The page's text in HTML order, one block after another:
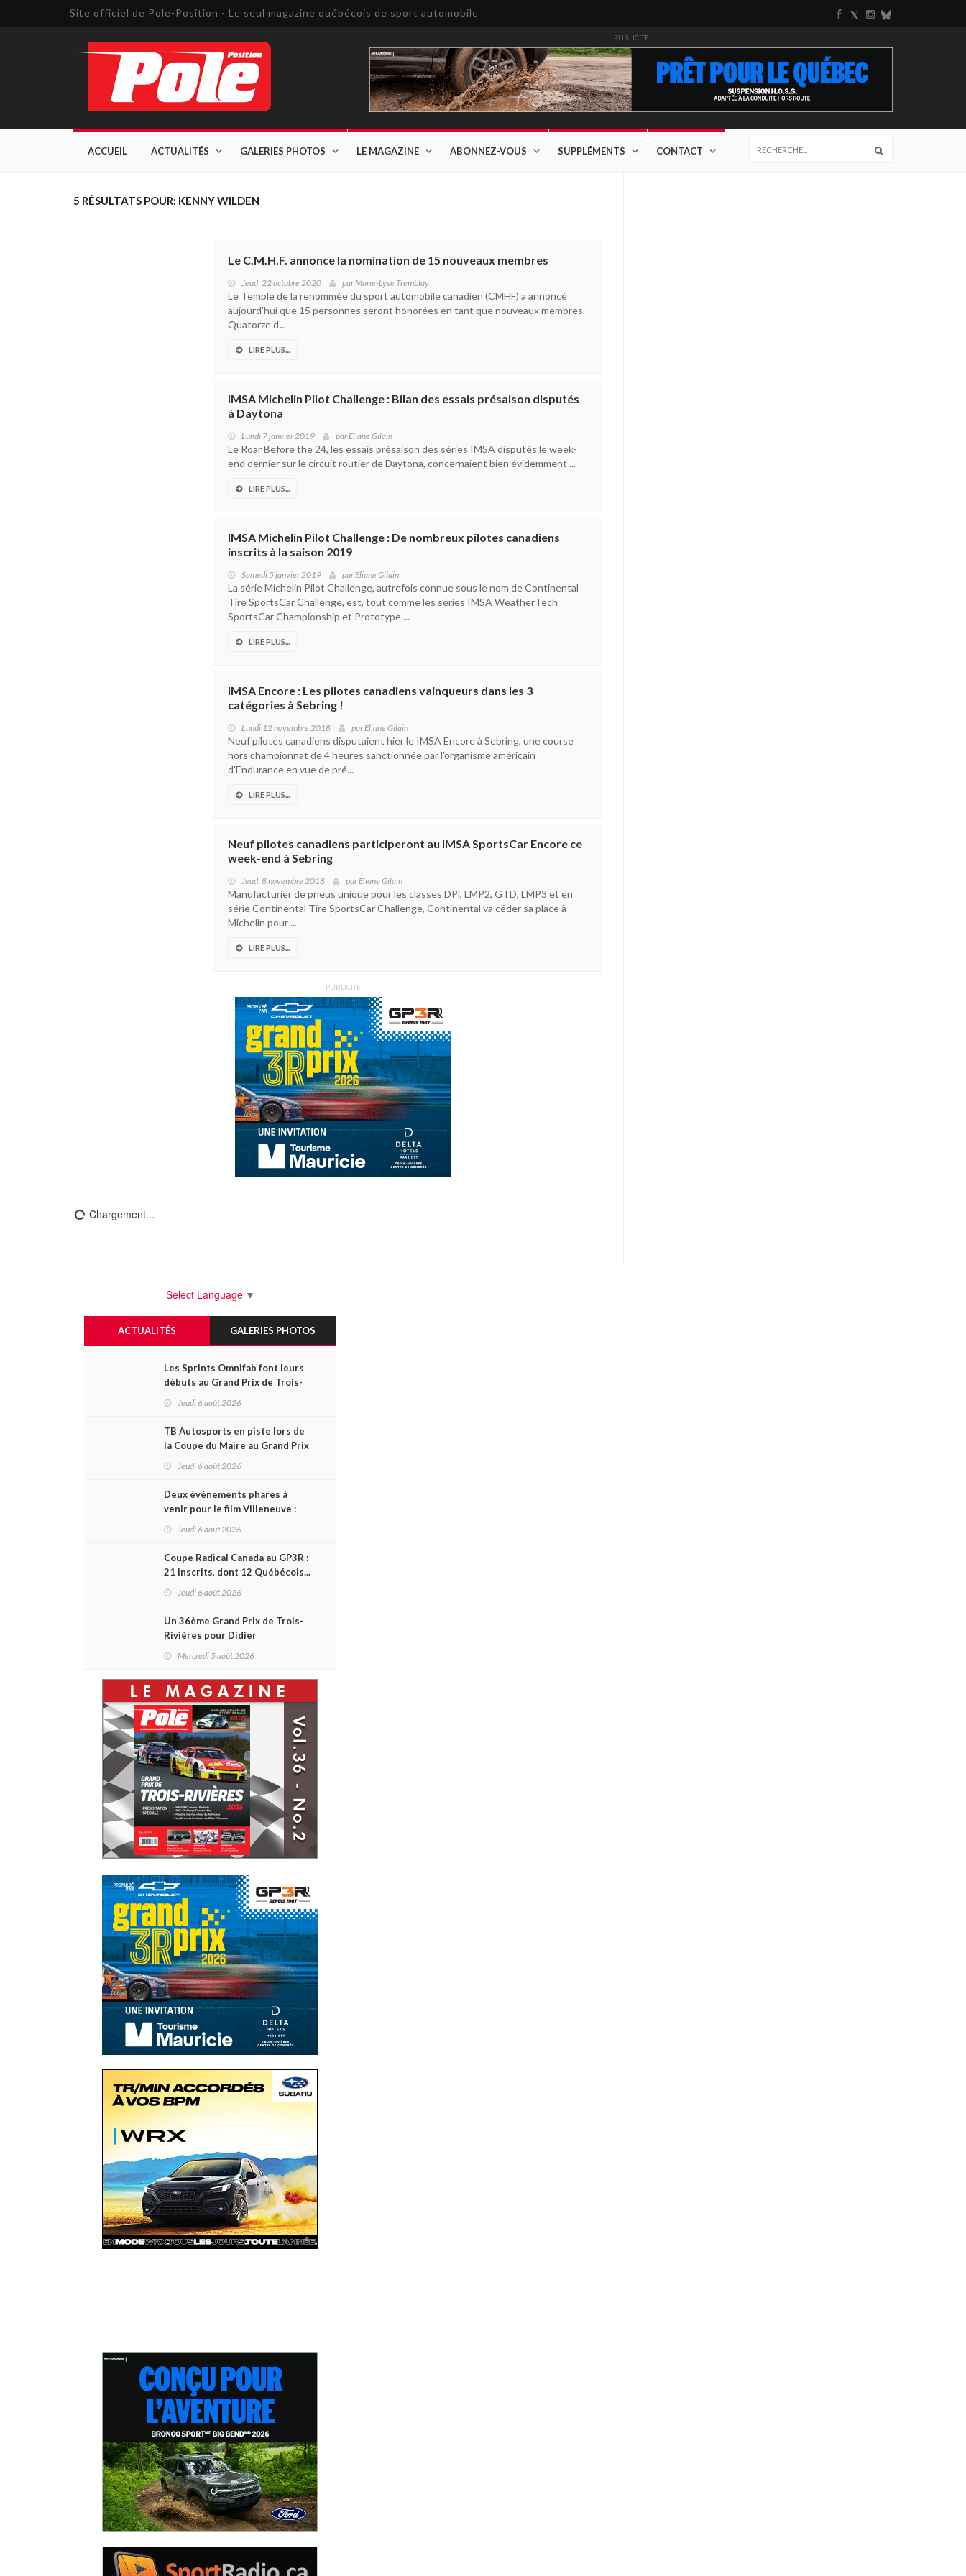
Site officiel de Pole-Position - Le seul magazine québécois de sport automobile
PUBLICITÉ
ACCUEIL ACTUALITÉS GALERIES PHOTOS LE MAGAZINE ABONNEZ-VOUS SUPPLÉMENTS CONTACT
5 RÉSULTATS POUR: KENNY WILDEN
Le C.M.H.F. annonce la nomination de 15 nouveaux membres
Jeudi 22 octobre 2020 parMarie-Lyse Tremblay
Le Temple de la renommée du sport automobile canadien (CMHF) a annoncé
aujourd'hui que 15 personnes seront honorées en tant que nouveaux membres.
Quatorze d’...
LIRE PLUS...
IMSA Michelin Pilot Challenge : Bilan des essais présaison disputés
à Daytona
Lundi 7 janvier 2019 parEliane Gilain
Le Roar Before the 24, les essais présaison des séries IMSA disputés le week-
end dernier sur le circuit routier de Daytona, concernaient bien évidemment ...
LIRE PLUS...
IMSA Michelin Pilot Challenge : De nombreux pilotes canadiens
inscrits à la saison 2019
Samedi 5 janvier 2019 parEliane Gilain
La série Michelin Pilot Challenge, autrefois connue sous le nom de Continental
Tire SportsCar Challenge, est, tout comme les séries IMSA WeatherTech
SportsCar Championship et Prototype ...
LIRE PLUS...
IMSA Encore : Les pilotes canadiens vainqueurs dans les 3
catégories à Sebring !
Lundi 12 novembre 2018 parEliane Gilain
Neuf pilotes canadiens disputaient hier le IMSA Encore à Sebring, une course
hors championnat de 4 heures sanctionnée par l'organisme américain
d'Endurance en vue de pré...
LIRE PLUS...
Neuf pilotes canadiens participeront au IMSA SportsCar Encore ce
week-end à Sebring
Jeudi 8 novembre 2018 parEliane Gilain
Manufacturier de pneus unique pour les classes DPi, LMP2, GTD, LMP3 et en
série Continental Tire SportsCar Challenge, Continental va céder sa place à
Michelin pour ...
LIRE PLUS...
PUBLICITÉ
Chargement...
Select Language ▼
ACTUALITÉS GALERIES PHOTOS
Les Sprints Omnifab font leurs
débuts au Grand Prix de Trois-
Rivières avec un format inspiré
Jeudi 6 août 2026
TB Autosports en piste lors de
la Coupe du Maire au Grand Prix
de Trois-Rivières
Jeudi 6 août 2026
Deux événements phares à
venir pour le film Villeneuve :
L'ascension d'une légende (+
Jeudi 6 août 2026
Coupe Radical Canada au GP3R :
21 inscrits, dont 12 Québécois...
et un premier gain d'Antoine
Jeudi 6 août 2026
Un 36ème Grand Prix de Trois-
Rivières pour Didier
Schraenen... et une première en
Mercredi 5 août 2026